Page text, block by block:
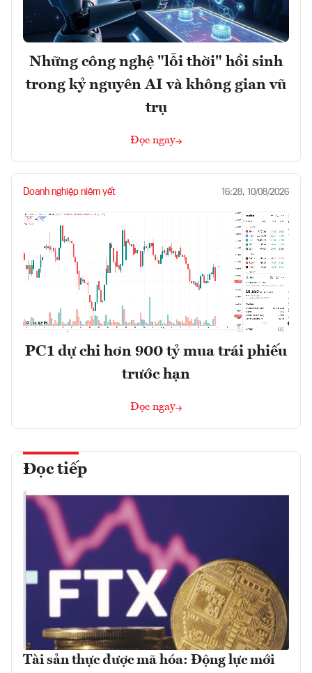
Những công nghệ "lỗi thời" hồi sinh
trong kỷ nguyên AI và không gian vũ
trụ
Đọc ngay
Doanh nghiệp niêm yết 16:28, 10/08/2026
PC1 dự chi hơn 900 tỷ mua trái phiếu
trước hạn
Đọc ngay
Đọc tiếp
Tài sản thực được mã hóa: Động lực mới